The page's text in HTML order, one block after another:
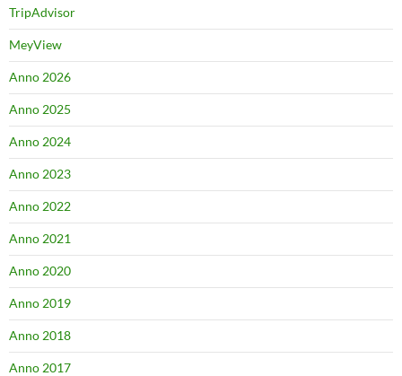
TripAdvisor
MeyView
Anno 2026
Anno 2025
Anno 2024
Anno 2023
Anno 2022
Anno 2021
Anno 2020
Anno 2019
Anno 2018
Anno 2017